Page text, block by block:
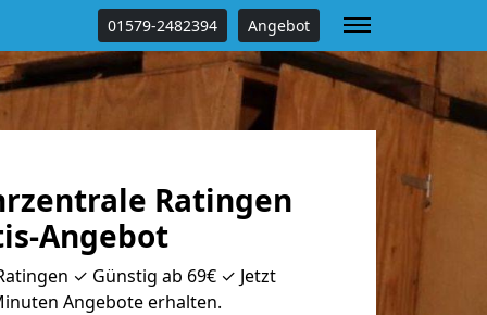
01579-2482394 Angebot
Ratingen
Angebot
✓ Günstig ab 69€ ✓ Jetzt
Angebote erhalten.